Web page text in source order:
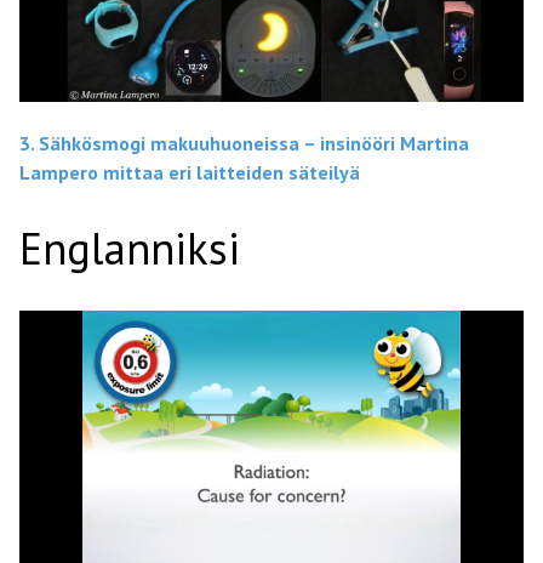
3. Sähkösmogi makuuhuoneissa – insinööri Martina
Lampero mittaa eri laitteiden säteilyä
Englanniksi